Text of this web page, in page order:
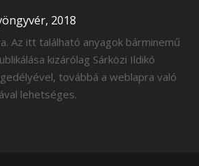
2018
Az itt található anyagok bárminemű
kizárólag Sárközi Ildikó
továbbá a weblapra való
lehetséges.